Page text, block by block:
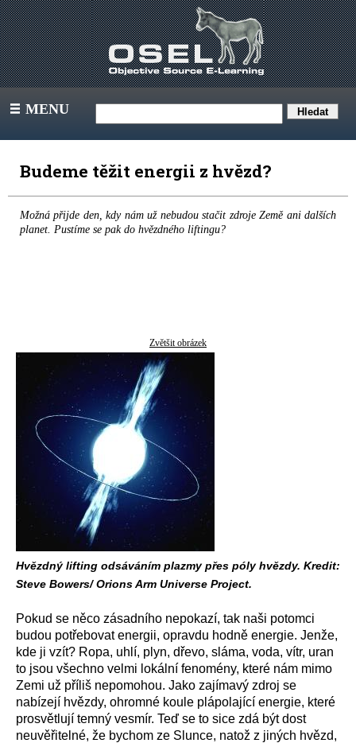
III MENU
Budeme těžit energii z hvězd?
Možná přijde den, kdy nám už nebudou stačit zdroje Země ani dalších
planet. Pustíme se pak do hvězdného liftingu?
Zvětšit obrázek
Hvězdný lifting odsáváním plazmy přes póly hvězdy. Kredit:
Steve Bowers/ Orions Arm Universe Project.
Pokud se něco zásadního nepokazí, tak naši potomci
budou potřebovat energii, opravdu hodně energie. Jenže,
kde ji vzít? Ropa, uhlí, plyn, dřevo, sláma, voda, vítr, uran
to jsou všechno velmi lokální fenomény, které nám mimo
Zemi už příliš nepomohou. Jako zajímavý zdroj se
nabízejí hvězdy, ohromné koule plápolající energie, které
prosvětlují temný vesmír. Teď se to sice zdá být dost
neuvěřitelné, že bychom ze Slunce, natož z jiných hvězd,